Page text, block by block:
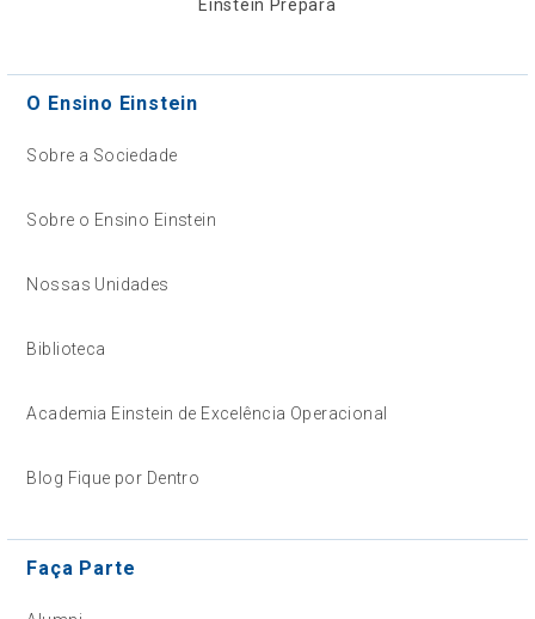
Einstein Prepara
O Ensino Einstein
Sobre a Sociedade
Sobre o Ensino Einstein
Nossas Unidades
Biblioteca
Academia Einstein de Excelência Operacional
Blog Fique por Dentro
Faça Parte